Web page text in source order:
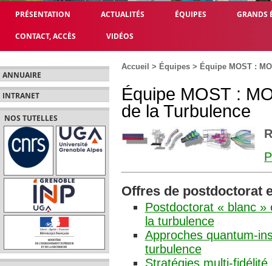
PRÉSENTATION ACTUALITÉS ÉQUIPES GRANDS
CONTACT, ACCÈS VIDÉOS
ANNUAIRE
INTRANET
NOS TUTELLES
Accueil > Équipes > Équipe MOST :
Équipe MOST :
de la Turbulence
Offres de postdoctorat
Postdoctorat « blanc »
la turbulence
Approches quantum-
turbulence
Stratégies multi-